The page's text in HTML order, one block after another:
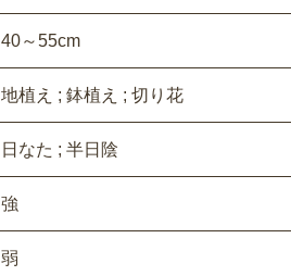
40～55cm
地植え ; 鉢植え ; 切り花
日なた ; 半日陰
強
弱